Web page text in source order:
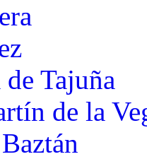
Tajuña
de la